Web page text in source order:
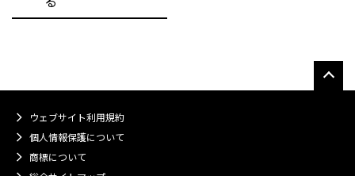
ウェブサイト利用規約
個人情報保護について
商標について